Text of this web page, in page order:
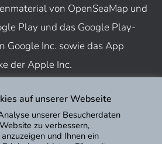
von OpenSeaMap und
Play und das Google Play-
Google Inc. sowie das App
der Apple Inc.
auf unserer Webseite
unserer Besucherdaten
zu verbessern,
und Ihnen ein